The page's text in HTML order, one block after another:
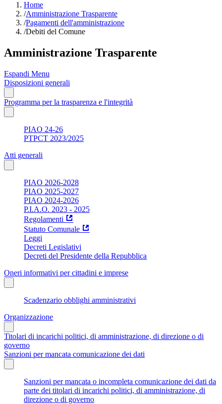
Home
/Amministrazione Trasparente
/Pagamenti dell'amministrazione
/Debiti del Comune
Amministrazione Trasparente
Espandi Menu
Disposizioni generali
Programma per la trasparenza e l'integrità
PIAO 24-26
PTPCT 2023/2025
Atti generali
PIAO 2026-2028
PIAO 2025-2027
PIAO 2024-2026
P.I.A.O. 2023 - 2025
Regolamenti
Statuto Comunale
Leggi
Decreti Legislativi
Decreti del Presidente della Repubblica
Oneri informativi per cittadini e imprese
Scadenzario obblighi amministrativi
Organizzazione
Titolari di incarichi politici, di amministrazione, di direzione o di
governo
Sanzioni per mancata comunicazione dei dati
Sanzioni per mancata o incompleta comunicazione dei dati da
parte dei titolari di incarichi politici, di amministrazione, di
direzione o di governo